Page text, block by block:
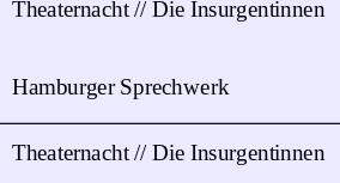
Hamburger Sprechwerk
Theaternacht // Die Insurgentinnen
Theaternacht // Die Insurgentinnen